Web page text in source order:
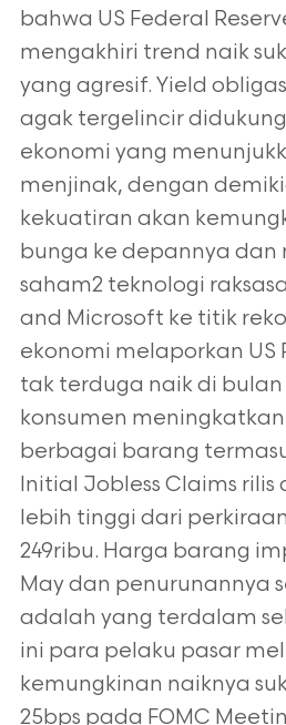
bahwa US Federal
mengakhiri trend naik
yang agresif. Yield
agak tergelincir
ekonomi yang
menjinak, dengan
kekuatiran akan
bunga ke depannya
saham2 teknologi
and Microsoft ke titik
ekonomi melaporkan US
tak terduga naik di bulan
konsumen
berbagai barang
Initial Jobless Claims rilis
lebih tinggi dari
249ribu. Harga barang
May dan penurunannya
adalah yang terdalam
ini para pelaku pasar
kemungkinan naiknya
25bps pada FOMC